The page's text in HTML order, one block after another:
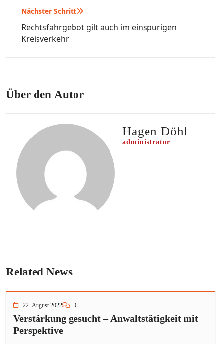
Nächster Schritt
Rechtsfahrgebot gilt auch im einspurigen
Kreisverkehr
Über den Autor
Hagen Döhl
administrator
Related News
22. August 2022 0
Verstärkung gesucht – Anwaltstätigkeit mit
Perspektive